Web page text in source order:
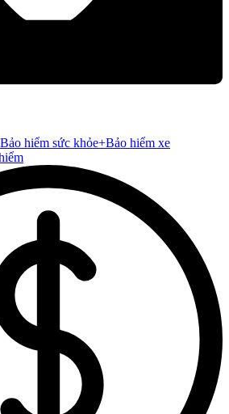
Bảo hiểm sức khỏe+Bảo hiểm xe